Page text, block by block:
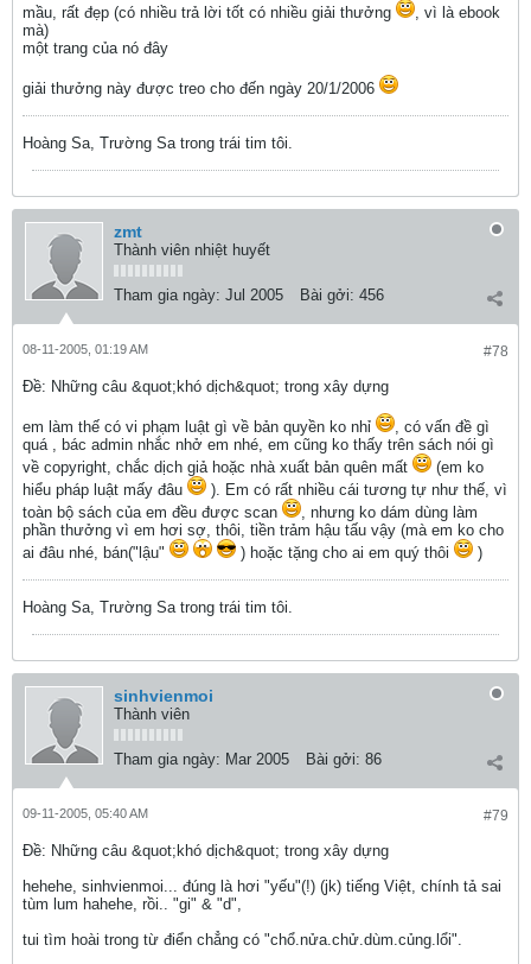
mầu, rất đẹp (có nhiều trả lời tốt có nhiều giải thưởng
, vì là ebook
mà)
một trang của nó đây
giải thưởng này được treo cho đến ngày 20/1/2006
Hoàng Sa, Trường Sa trong trái tim tôi.
zmt
Thành viên nhiệt huyết
Tham gia ngày: Jul 2005 Bài gởi: 456
#78
08-11-2005, 01:19 AM
Ðề: Những câu &quot;khó dịch&quot; trong xây dựng
em làm thế có vi phạm luật gì về bản quyền ko nhỉ
, có vấn đề gì
quá , bác admin nhắc nhở em nhé, em cũng ko thấy trên sách nói gì
về copyright, chắc dịch giả hoặc nhà xuất bản quên mất
(em ko
hiểu pháp luật mấy đâu
). Em có rất nhiều cái tương tự như thế, vì
toàn bộ sách của em đều được scan
, nhưng ko dám dùng làm
phần thưởng vì em hơi sợ, thôi, tiền trảm hậu tấu vậy (mà em ko cho
ai đâu nhé, bán("lậu"
) hoặc tặng cho ai em quý thôi )
Hoàng Sa, Trường Sa trong trái tim tôi.
sinhvienmoi
Thành viên
Tham gia ngày: Mar 2005 Bài gởi: 86
#79
09-11-2005, 05:40 AM
Ðề: Những câu &quot;khó dịch&quot; trong xây dựng
hehehe, sinhvienmoi... đúng là hơi "yếu"(!) (jk) tiếng Việt, chính tả sai
tùm lum hahehe, rồi.. "gi" & "d",
tui tìm hoài trong từ điển chẳng có "chổ.nửa.chử.dùm.củng.lổi".